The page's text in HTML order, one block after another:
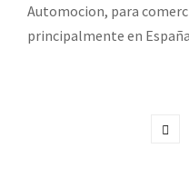
Automocion, para
principalmente en